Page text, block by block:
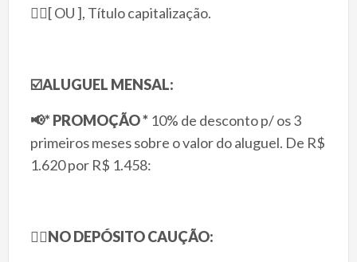
👉🏻[ OU ], Título capitalização.
☑️ALUGUEL MENSAL:
📢* PROMOÇÃO * 10% de desconto p/ os 3
primeiros meses sobre o valor do aluguel. De R$
1.620 por R$ 1.458:
👉🏻NO DEPÓSITO CAUÇÃO: